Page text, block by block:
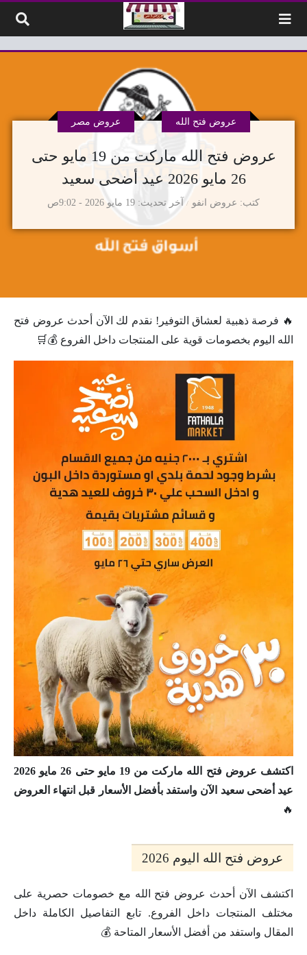
عروض فتح الله ماركت من 19 مايو حتى
26 مايو 2026 عيد أضحى سعيد
كتب عروض انفو
عروض فتح الله عروض مصر
آخر تحديث 19 مايو 2026 - 9:02ص
🔥 فرصة ذهبية لعشاق التوفير! نقدم لك الآن أحدث عروض فتح
الله اليوم بخصومات قوية على المنتجات داخل الفروع 💰🛒
اكتشف عروض فتح الله ماركت من 19 مايو حتى 26 مايو 2026
عيد أضحى سعيد الآن واستفد بأفضل الأسعار قبل انتهاء العروض
🔥
عروض فتح الله اليوم 2026
اكتشف الآن أحدث عروض فتح الله مع خصومات حصرية على
مختلف المنتجات داخل الفروع. تابع التفاصيل الكاملة داخل
المقال واستفد من أفضل الأسعار المتاحة 💰